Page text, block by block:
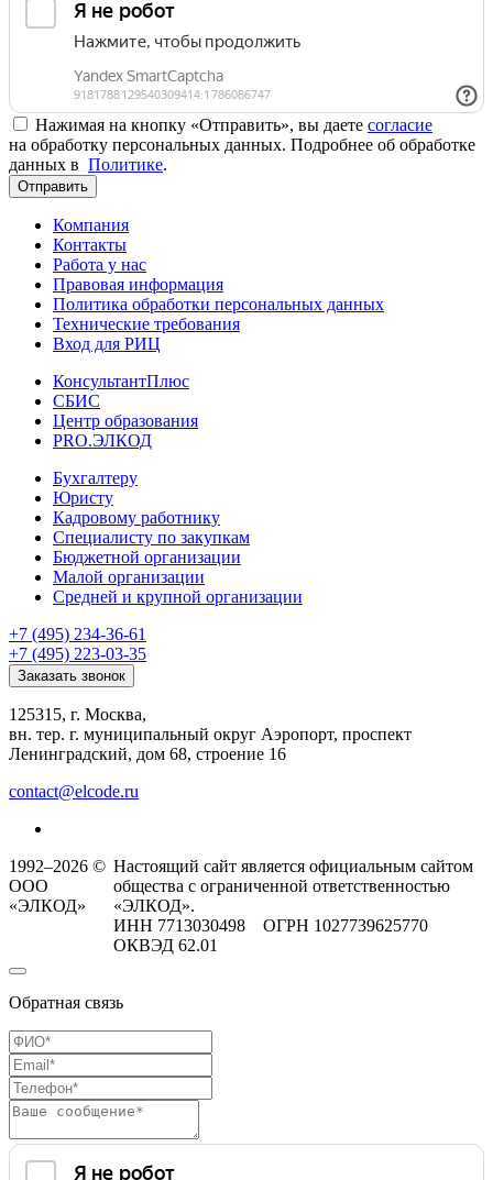
Нажимая на кнопку «Отправить», вы даете согласие
на обработку персональных данных. Подробнее об обработке
данных в Политике.
Отправить
Компания
Контакты
Работа у нас
Правовая информация
Политика обработки персональных данных
Технические требования
Вход для РИЦ
КонсультантПлюс
СБИС
Центр образования
PRO.ЭЛКОД
Бухгалтеру
Юристу
Кадровому работнику
Специалисту по закупкам
Бюджетной организации
Малой организации
Средней и крупной организации
+7 (495) 234-36-61
+7 (495) 223-03-35
Заказать звонок
125315, г. Москва,
вн. тер. г. муниципальный округ Аэропорт, проспект
Ленинградский, дом 68, строение 16
contact@elcode.ru
1992–2026 ©
ООО
«ЭЛКОД»
Настоящий сайт является официальным сайтом
общества с ограниченной ответственностью
«ЭЛКОД».
ИНН 7713030498 ОГРН 1027739625770
ОКВЭД 62.01
Обратная связь